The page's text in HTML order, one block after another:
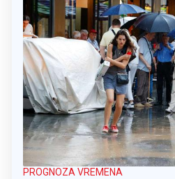
PROGNOZA VREMENA